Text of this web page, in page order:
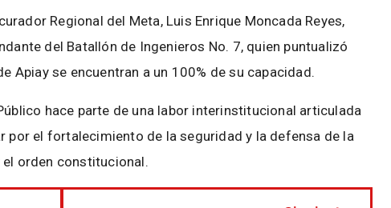
Regional del Meta, Luis Enrique Moncada Reyes,
del Batallón de Ingenieros No. 7, quien puntualizó
Apiay se encuentran a un 100% de su capacidad.
hace parte de una labor interinstitucional articulada
por el fortalecimiento de la seguridad y la defensa de la
orden constitucional.